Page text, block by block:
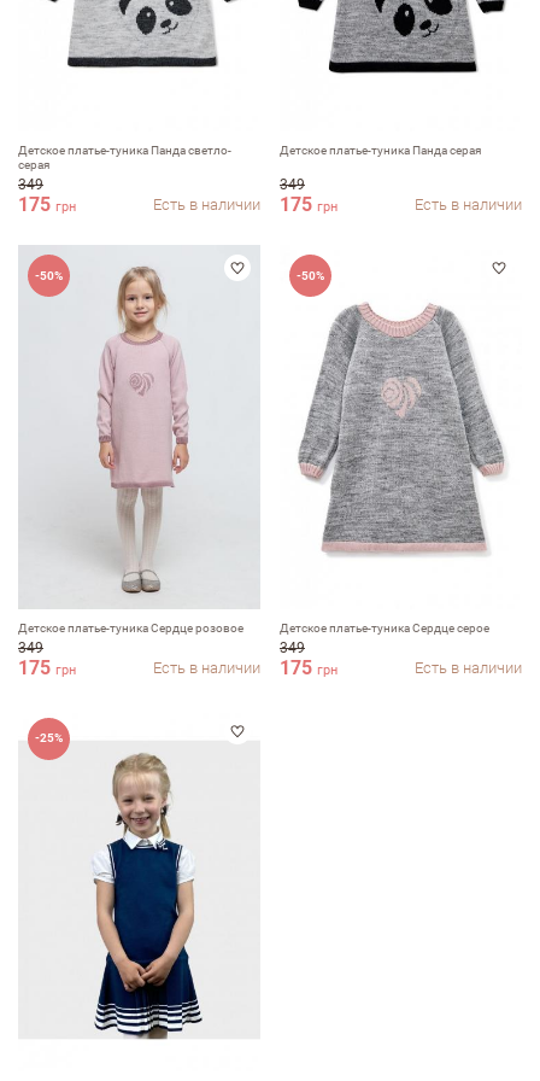
Детское платье-туника Панда светло-
серая
349
175 грн Есть в наличии
Детское платье-туника Панда серая
349
175 грн Есть в наличии
-50%
Детское платье-туника Сердце розовое
349
175 грн Есть в наличии
-50%
Детское платье-туника Сердце серое
349
175 грн Есть в наличии
-25%
Комментарий